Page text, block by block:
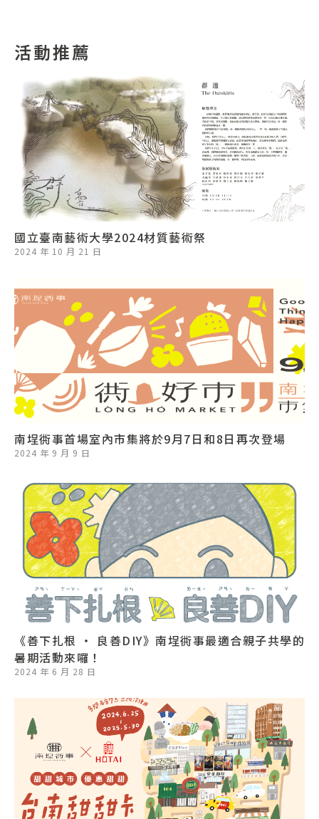
活動推薦
國立臺南藝術大學2024材質藝術祭
2024 年 10 月 21 日
南埕衖事首場室內市集將於9月7日和8日再次登場
2024 年 9 月 9 日
《善下扎根 ‧ 良善DIY》南埕衖事最適合親子共學的
暑期活動來囉！
2024 年 6 月 28 日